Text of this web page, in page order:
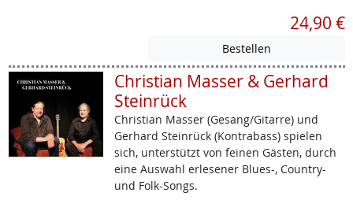
24,90 €
Christian Masser & Gerhard
Steinrück
Christian Masser (Gesang/Gitarre) und
Gerhard Steinrück (Kontrabass) spielen
sich, unterstützt von feinen Gästen, durch
eine Auswahl erlesener Blues-, Country-
und Folk-Songs.